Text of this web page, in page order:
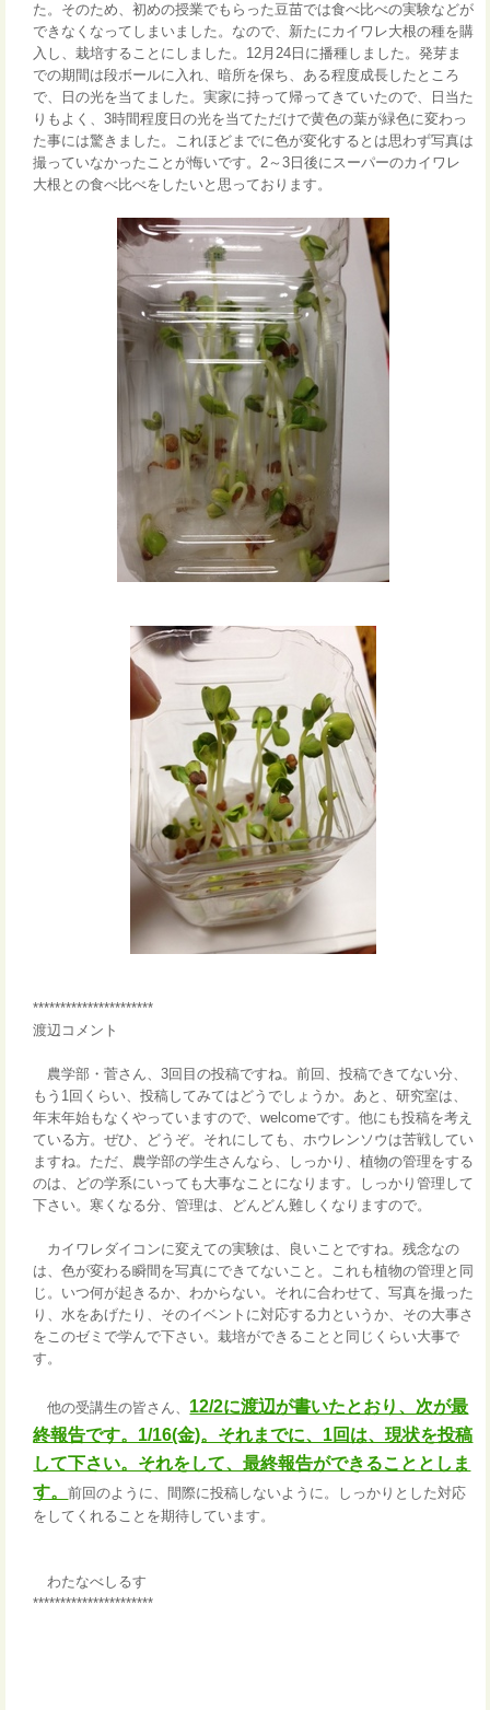
た。そのため、初めの授業でもらった豆苗では食べ比べの実験などが
できなくなってしまいました。なので、新たにカイワレ大根の種を購
入し、栽培することにしました。12月24日に播種しました。発芽ま
での期間は段ボールに入れ、暗所を保ち、ある程度成長したところ
で、日の光を当てました。実家に持って帰ってきていたので、日当た
りもよく、3時間程度日の光を当てただけで黄色の葉が緑色に変わっ
た事には驚きました。これほどまでに色が変化するとは思わず写真は
撮っていなかったことが悔いです。2～3日後にスーパーのカイワレ
大根との食べ比べをしたいと思っております。
**********************
渡辺コメント
農学部・菅さん、3回目の投稿ですね。前回、投稿できてない分、
もう1回くらい、投稿してみてはどうでしょうか。あと、研究室は、
年末年始もなくやっていますので、welcomeです。他にも投稿を考え
ている方。ぜひ、どうぞ。それにしても、ホウレンソウは苦戦してい
ますね。ただ、農学部の学生さんなら、しっかり、植物の管理をする
のは、どの学系にいっても大事なことになります。しっかり管理して
下さい。寒くなる分、管理は、どんどん難しくなりますので。
カイワレダイコンに変えての実験は、良いことですね。残念なの
は、色が変わる瞬間を写真にできてないこと。これも植物の管理と同
じ。いつ何が起きるか、わからない。それに合わせて、写真を撮った
り、水をあげたり、そのイベントに対応する力というか、その大事さ
をこのゼミで学んで下さい。栽培ができることと同じくらい大事で
す。
他の受講生の皆さん、 12/2に渡辺が書いたとおり、次が最
終報告です。1/16(金)。それまでに、1回は、現状を投稿
して下さい。それをして、最終報告ができることとしま
す。前回のように、間際に投稿しないように。しっかりとした対応
をしてくれることを期待しています。
わたなべしるす
**********************